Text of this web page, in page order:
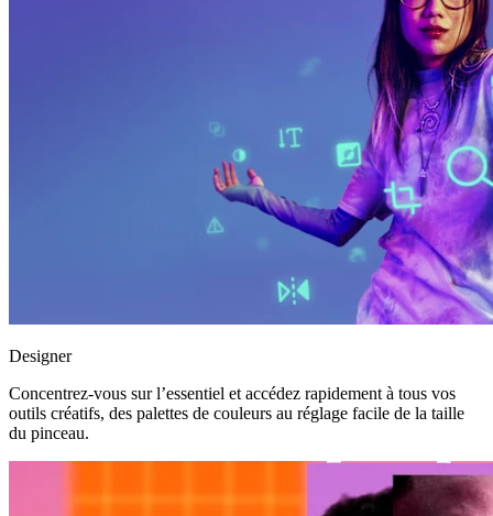
Designer
Concentrez-vous sur l’essentiel et accédez rapidement à tous vos
outils créatifs, des palettes de couleurs au réglage facile de la taille
du pinceau.